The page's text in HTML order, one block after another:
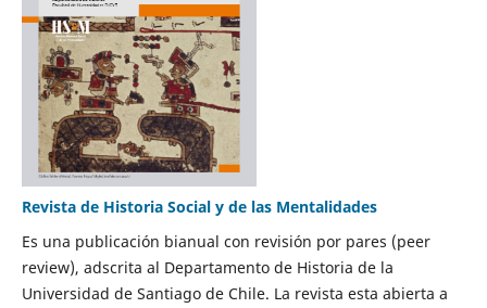
Revista de Historia Social y de las Mentalidades
Es una publicación bianual con revisión por pares (peer
review), adscrita al Departamento de Historia de la
Universidad de Santiago de Chile. La revista esta abierta a